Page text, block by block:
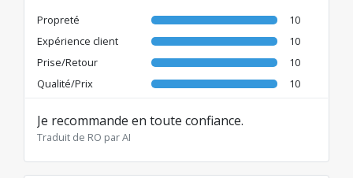
Propreté
10
Expérience client
10
Prise/Retour
10
Qualité/Prix
10
Je recommande en toute confiance.
Traduit de RO par AI